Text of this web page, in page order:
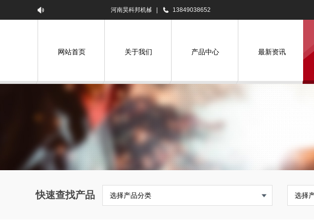
河南昊科邦机械设备有限公司欢迎您！
13849038652
网站首页 关于我们 产品中心 最新资讯
快速查找产品 选择产品分类 选择